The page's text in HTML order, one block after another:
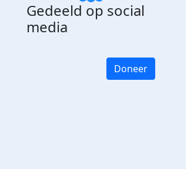
Gedeeld op social
media
Doneer